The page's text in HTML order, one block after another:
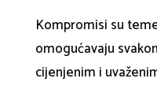
Kompromisi su
omogućavaju
cijenjenim i